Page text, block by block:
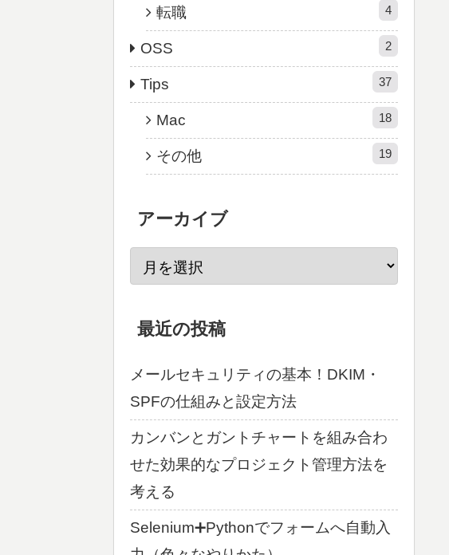
転職 4
OSS 2
Tips 37
Mac 18
その他 19
アーカイブ
最近の投稿
メールセキュリティの基本！DKIM・
SPFの仕組みと設定方法
カンバンとガントチャートを組み合わ
せた効果的なプロジェクト管理方法を
考える
Selenium➕Pythonでフォームへ自動入